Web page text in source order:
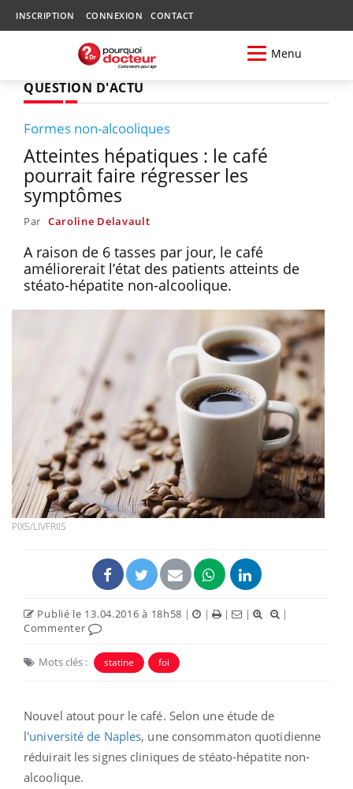
INSCRIPTION CONNEXION CONTACT
Menu
QUESTION D'ACTU
Formes non-alcooliques
Atteintes hépatiques : le café
pourrait faire régresser les
symptômes
Par Caroline Delavault
A raison de 6 tasses par jour, le café
améliorerait l’état des patients atteints de
stéato-hépatite non-alcoolique.
PIX5/LIVFRIIS
Publié le 13.04.2016 à 18h58 | | | |
|
Commenter
Mots clés : statine foi
Nouvel atout pour le café. Selon une étude de
l'université de Naples, une consommaton quotidienne
réduirait les signes cliniques de stéato-hépatite non-
alcoolique.